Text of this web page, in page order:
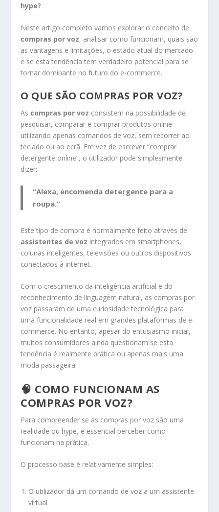
hype?
Neste artigo completo vamos explorar o conceito de
compras por voz, analisar como funcionam, quais são
as vantagens e limitações, o estado atual do mercado
e se esta tendência tem verdadeiro potencial para se
tornar dominante no futuro do e-commerce.
O QUE SÃO COMPRAS POR VOZ?
As compras por voz consistem na possibilidade de
pesquisar, comparar e comprar produtos online
utilizando apenas comandos de voz, sem recorrer ao
teclado ou ao ecrã. Em vez de escrever “comprar
detergente online”, o utilizador pode simplesmente
dizer:
“Alexa, encomenda detergente para a
roupa.”
Este tipo de compra é normalmente feito através de
assistentes de voz integrados em smartphones,
colunas inteligentes, televisões ou outros dispositivos
conectados à internet.
Com o crescimento da inteligência artificial e do
reconhecimento de linguagem natural, as compras por
voz passaram de uma curiosidade tecnológica para
uma funcionalidade real em grandes plataformas de e-
commerce. No entanto, apesar do entusiasmo inicial,
muitos consumidores ainda questionam se esta
tendência é realmente prática ou apenas mais uma
moda passageira.
🧠 COMO FUNCIONAM AS
COMPRAS POR VOZ?
Para compreender se as compras por voz são uma
realidade ou hype, é essencial perceber como
funcionam na prática.
O processo base é relativamente simples:
O utilizador dá um comando de voz a um assistente
virtual